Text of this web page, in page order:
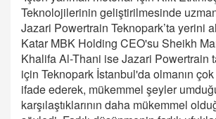
Teknolojilerinin geliştirilmesinde
Jazari Powertrain Teknopark’ta yerini
Katar MBK Holding CEO'su Sheikh
Khalifa Al-Thani ise Jazari Powertrain
için Teknopark İstanbul'da olmanın
ifade ederek, mükemmel şeyler
karşılaştıklarının daha mükemmel